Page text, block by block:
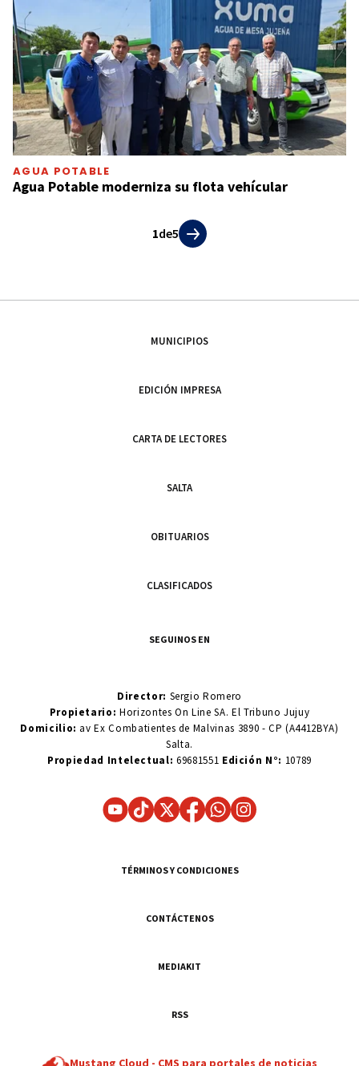
AGUA POTABLE
Agua Potable moderniza su flota vehícular
1de5
MUNICIPIOS
EDICIÓN IMPRESA
CARTA DE LECTORES
SALTA
OBITUARIOS
CLASIFICADOS
SEGUINOS EN
Director: Sergio Romero
Propietario:Horizontes On Line SA. El Tribuno Jujuy
Domicilio: av Ex Combatientes de Malvinas 3890 - CP (A4412BYA)
Salta.
Propiedad Intelectual: 69681551 Edición N°: 10789
TÉRMINOS Y CONDICIONES
CONTÁCTENOS
MEDIAKIT
RSS
Mustang Cloud - CMS para portales de noticias